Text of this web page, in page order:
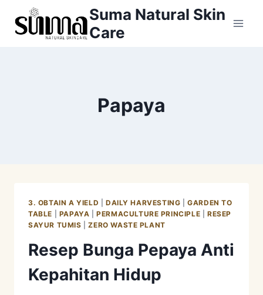
Suma Natural Skin
Care
Papaya
3. OBTAIN A YIELD DAILY HARVESTING |GARDEN TO
TABLE
PAPAYA |PERMACULTURE PRINCIPLE |RESEP
SAYUR TUMIS |ZERO WASTE PLANT
Resep Bunga Pepaya Anti
Kepahitan Hidup